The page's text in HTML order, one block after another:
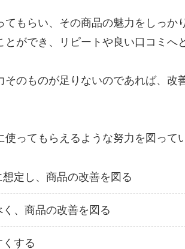
もらい、その商品の魅力をしっか
ができ、リピートや良い口コミへ
そのものが足りないのであれば、改
ってもらえるような努力を図って
定し、商品の改善を図る
、商品の改善を図る
くする